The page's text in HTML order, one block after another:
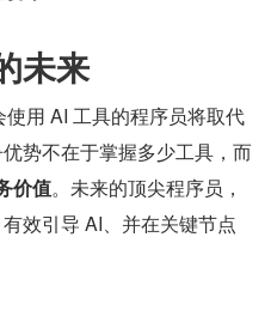
未来
用 AI 工具的程序员将取代
势不在于掌握多少工具，而
价值。未来的顶尖程序员，
效引导 AI、并在关键节点